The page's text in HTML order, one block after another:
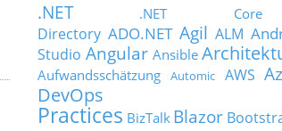
.NET .NET Core
Directory ADO.NET Agil ALM
Studio Angular Ansible
Aufwandsschätzung Automic AWS
DevOps
Practices BizTalk Blazor